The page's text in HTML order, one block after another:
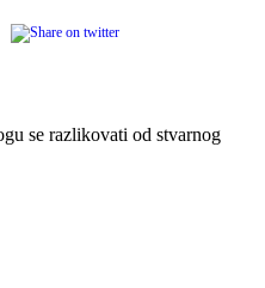
se razlikovati od stvarnog